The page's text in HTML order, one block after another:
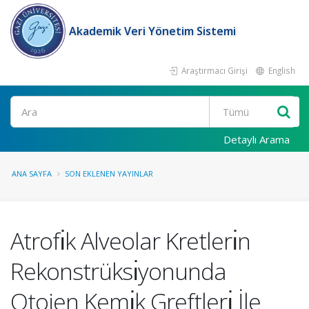
Akademik Veri Yönetim Sistemi
Araştırmacı Girişi English
Ara
Detaylı Arama
ANA SAYFA SON EKLENEN YAYINLAR
Atrofı̇k Alveolar Kretlerı̇n
Rekonstrüksı̇yonunda
Otojen Kemı̇k Greftlerı̇ İle